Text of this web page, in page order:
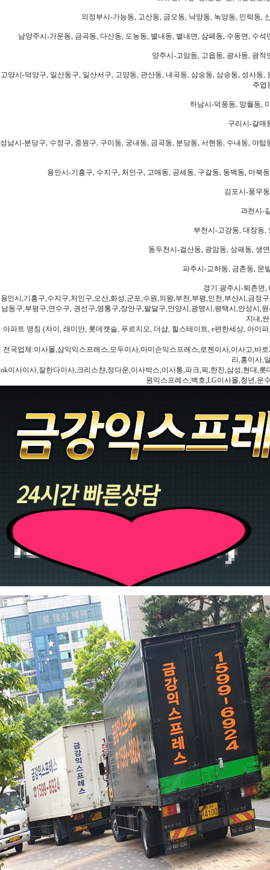
의정부시-가능동, 고산동, 금오동, 낙양동, 녹양동, 민락동,
남양주시-가운동, 금곡동, 다산동, 도농동, 별내동, 별내면, 삼패동, 수동면, 수
양주시-고암동, 고읍동, 광사동, 광
고양시-덕양구, 일산동구, 일산서구, 고양동, 관산동, 내곡동, 삼숭동, 삼송동, 성사
주엽
하남시-덕풍동, 망월동,
구리시-갈매
성남시-분당구, 수정구, 중원구, 구미동, 궁내동, 금곡동, 분당동, 서현동, 수내동, 야
용인시-기흥구, 수지구, 처인구, 고매동, 공세동, 구갈동, 동백동, 마북
김포시-풍무
과천시-
부천시-고강동, 대장동,
동두천시-걸산동, 광암동, 상패동, 생
파주시-교하동, 금촌동, 문
경기 광주시-퇴촌면,
용인시,기흥구,수지구,처인구,오산,화성,군포,수원,의왕,부천,부평,인천,부산시,금
남동구,부평구,연수구, 권선구,영통구,장안구,팔달구,안양시,광명시,평택시,안성시,
지내,
아파트 명칭 (자이, 래미안, 롯데캣슬, 푸르지오, 더샵, 힐스테이트, e편한세상, 아이
전국업체:이사몰,삼익익스프레스,모두이사,마미손익스프레스,로젠이사,이사고,바
리,홍이사,
ok이사이사,잘한다이사,크리스챤,정다운,이사박스,이사통,파크,픽,한진,삼성,현대,
원익스프레스,백호,LG이사몰,청년,운